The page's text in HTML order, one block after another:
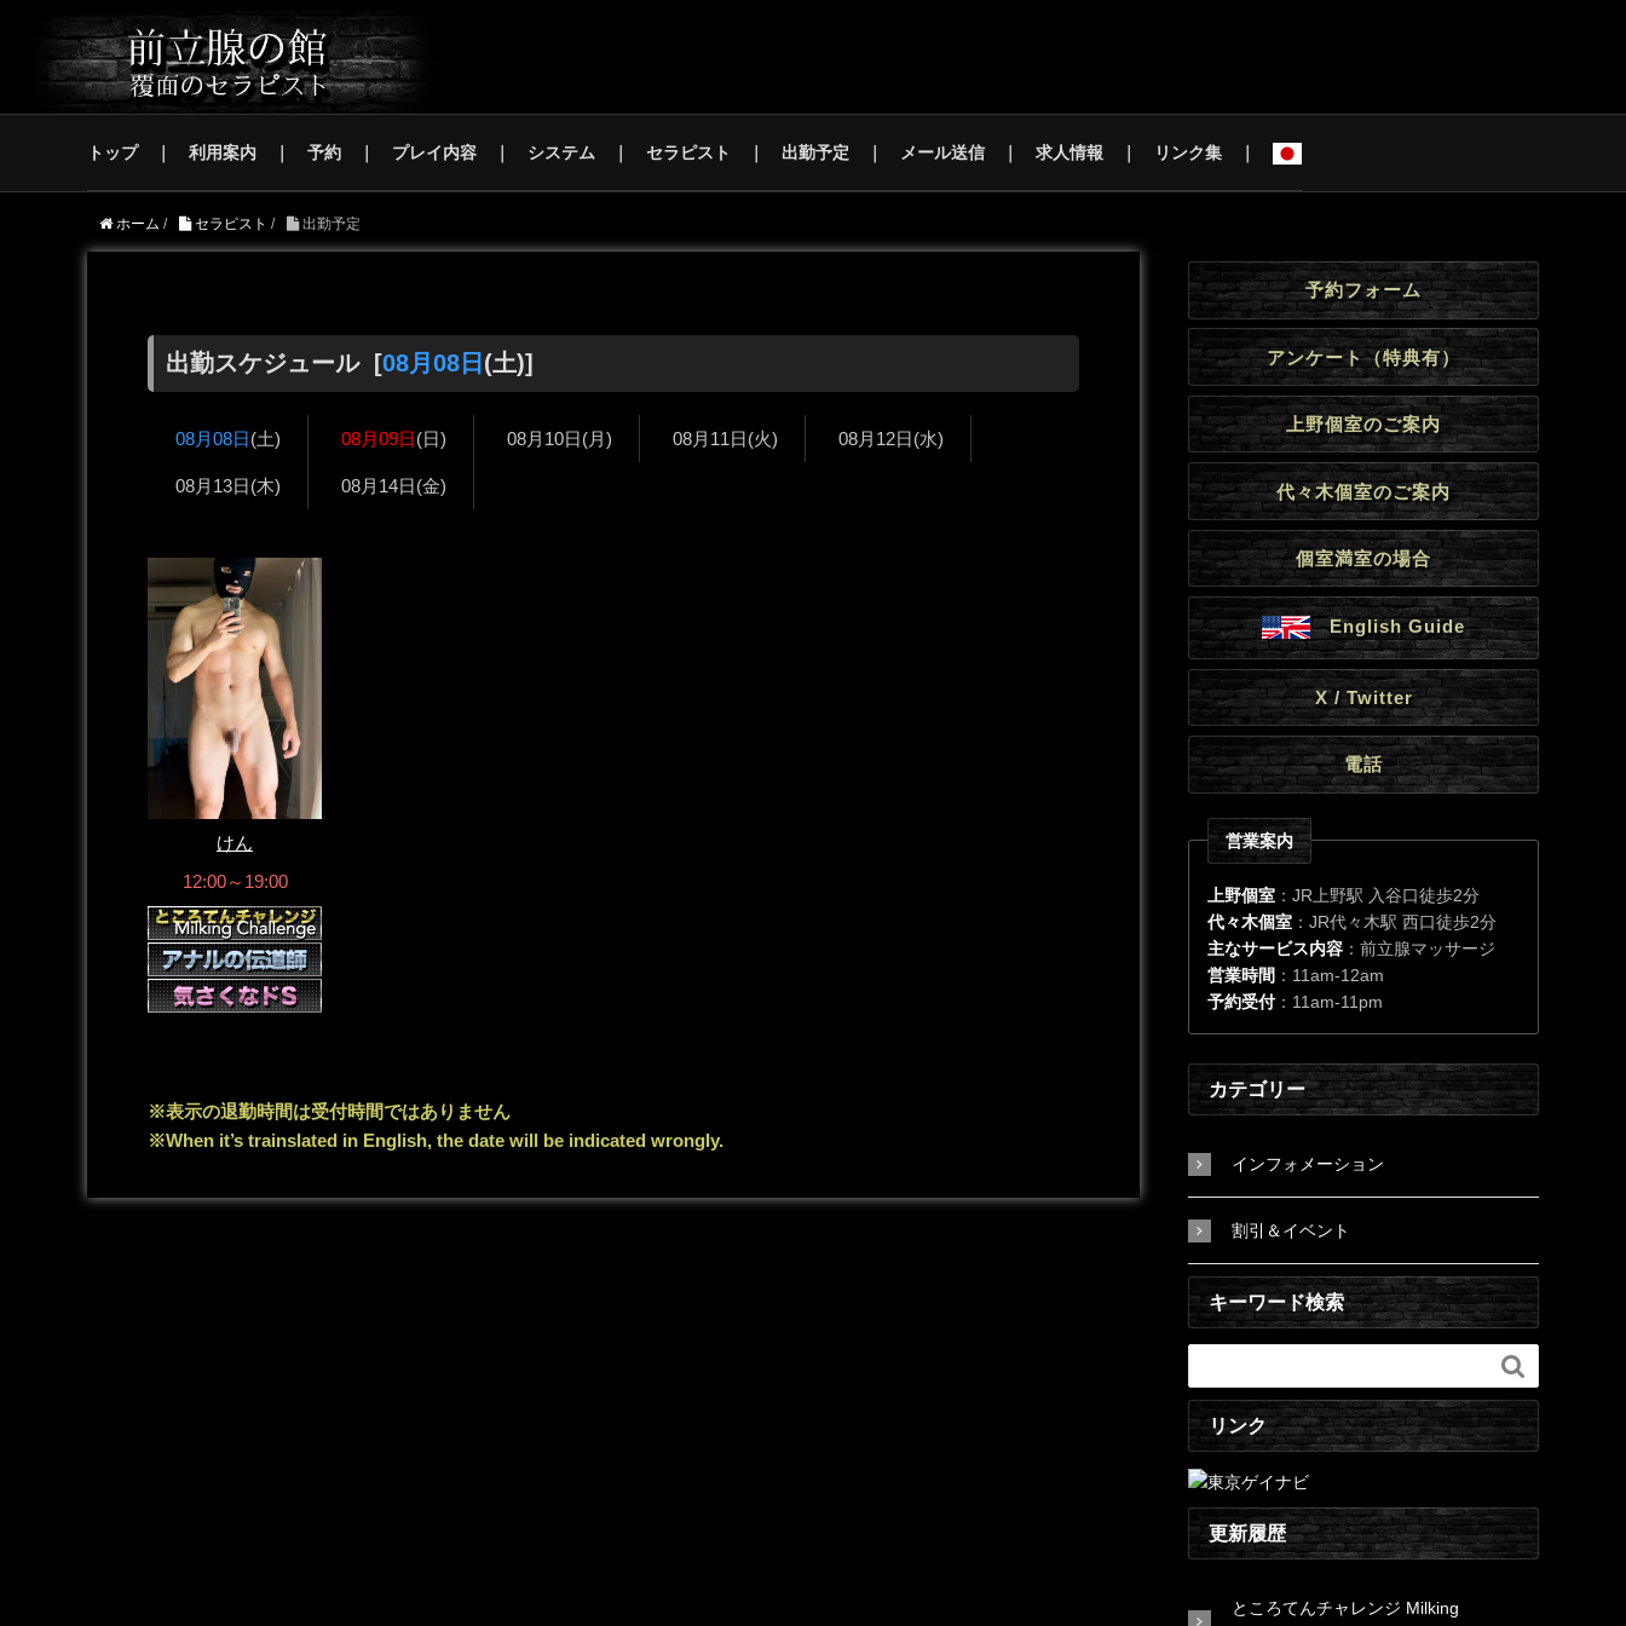
トップ 利用案内 予約 プレイ内容 システム セラピスト 出勤予定 メール送信 求人情報 リンク集
ホーム / セラピスト / 出勤予定
出勤スケジュール [08月08日 (土)]
08月08日(土) 08月09日(日) 08月10日(月) 08月11日(火) 08月12日(水)
08月13日(木) 08月14日(金)
けん
12:00～19:00
※表示の退勤時間は受付時間ではありません
※When it’s trainslated in English, the date will be indicated wrongly.
予約フォーム
アンケート（特典有）
上野個室のご案内
代々木個室のご案内
個室満室の場合
English Guide
X / Twitter
電話
営業案内
上野個室 ：JR上野駅 入谷口徒歩2分
代々木個室 ：JR代々木駅 西口徒歩2分
主なサービス内容 ：前立腺マッサージ
営業時間 ：11am-12am
予約受付：11am-11pm
カテゴリー
インフォメーション
割引＆イベント
キーワード検索

リンク
更新履歴
ところてんチャレンジ Milking